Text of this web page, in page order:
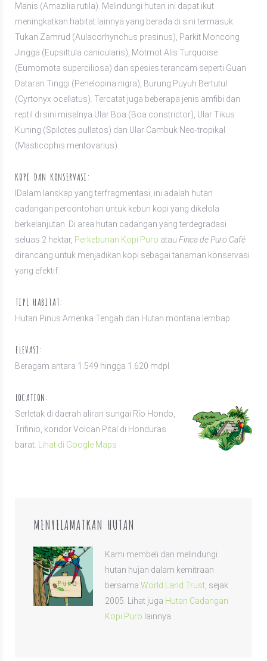
Manis (Amazilia rutila). Melindungi hutan ini dapat ikut
meningkatkan habitat lainnya yang berada di sini termasuk
Tukan Zamrud (Aulacorhynchus prasinus), Parkit Moncong
Jingga (Eupsittula canicularis), Motmot Alis Turquoise
(Eumomota superciliosa) dan spesies terancam seperti Guan
Dataran Tinggi (Penelopina nigra), Burung Puyuh Bertutul
(Cyrtonyx ocellatus). Tercatat juga beberapa jenis amfibi dan
reptil di sini misalnya Ular Boa (Boa constrictor), Ular Tikus
Kuning (Spilotes pullatos) dan Ular Cambuk Neo-tropikal
(Masticophis mentovarius).
KOPI DAN KONSERVASI:
IDalam lanskap yang terfragmentasi, ini adalah hutan
cadangan percontohan untuk kebun kopi yang dikelola
berkelanjutan. Di area hutan cadangan yang terdegradasi
seluas 2 hektar, Perkebunan Kopi Puro atau Finca de Puro Café
dirancang untuk menjadikan kopi sebagai tanaman konservasi
yang efektif.
TIPE HABITAT:
Hutan Pinus Amerika Tengah dan Hutan montana lembap.
ELEVASI:
Beragam antara 1.549 hingga 1.620 mdpl
LOCATION:
Serletak di daerah aliran sungai Río Hondo,
Trifinio, koridor Volcan Pital di Honduras
barat.
Lihat di Google Maps
MENYELAMATKAN HUTAN
Kami membeli dan melindungi
hutan hujan dalam kemitraan
bersama World Land Trust , sejak
2005. Lihat juga Hutan Cadangan
Kopi Puro lainnya.